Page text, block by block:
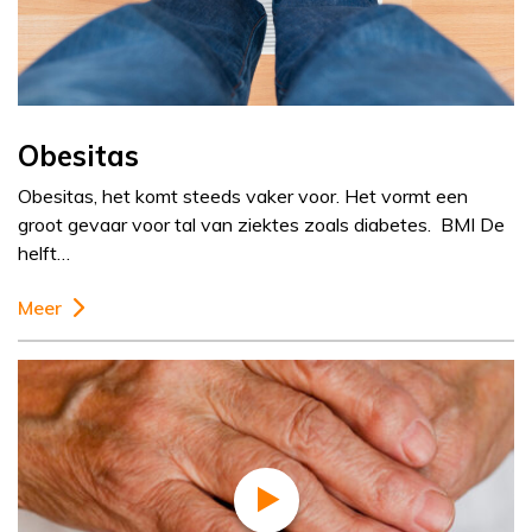
Obesitas
Obesitas, het komt steeds vaker voor. Het vormt een
groot gevaar voor tal van ziektes zoals diabetes. BMI De
helft…
Meer